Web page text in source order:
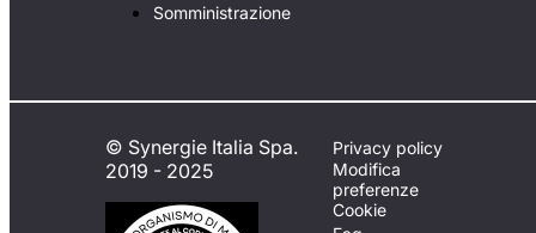
Somministrazione
© Synergie Italia Spa.
2019 - 2025
Privacy policy
Modifica
preferenze
Cookie